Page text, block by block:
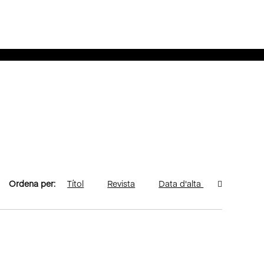
Ordena per: Títol Revista Data d'alta